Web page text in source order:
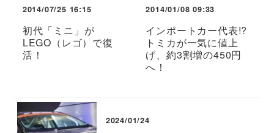
2014/07/25 16:15
初代「ミニ」が
LEGO（レゴ）で復
活！
2014/01/08 09:33
インポートカー代表!?
トミカが一気に値上
げ、約3割増の450円
へ！
2024/01/24